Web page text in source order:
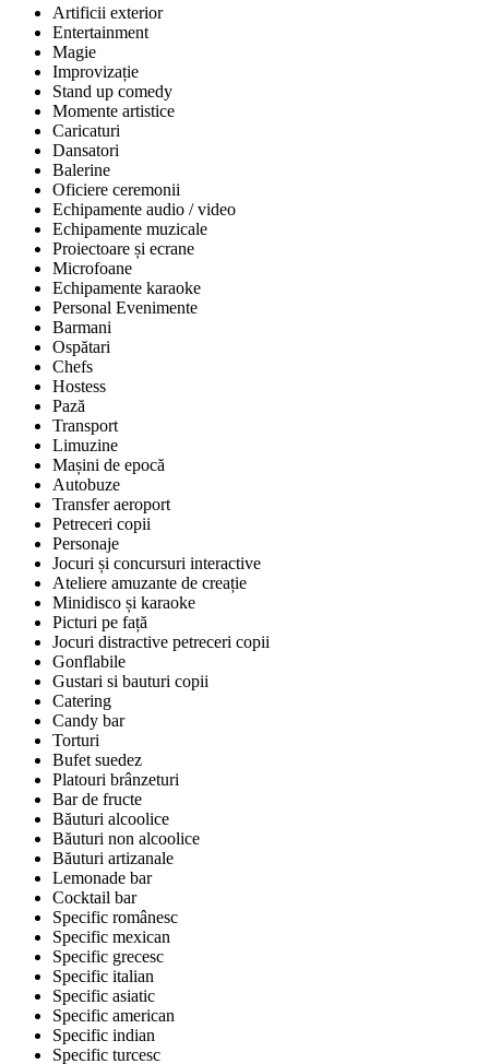
Artificii exterior
Entertainment
Magie
Improvizație
Stand up comedy
Momente artistice
Caricaturi
Dansatori
Balerine
Oficiere ceremonii
Echipamente audio / video
Echipamente muzicale
Proiectoare și ecrane
Microfoane
Echipamente karaoke
Personal Evenimente
Barmani
Ospătari
Chefs
Hostess
Pază
Transport
Limuzine
Mașini de epocă
Autobuze
Transfer aeroport
Petreceri copii
Personaje
Jocuri și concursuri interactive
Ateliere amuzante de creație
Minidisco și karaoke
Picturi pe față
Jocuri distractive petreceri copii
Gonflabile
Gustari si bauturi copii
Catering
Candy bar
Torturi
Bufet suedez
Platouri brânzeturi
Bar de fructe
Băuturi alcoolice
Băuturi non alcoolice
Băuturi artizanale
Lemonade bar
Cocktail bar
Specific românesc
Specific mexican
Specific grecesc
Specific italian
Specific asiatic
Specific american
Specific indian
Specific turcesc